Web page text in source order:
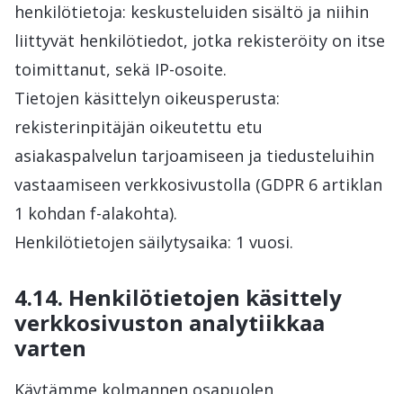
henkilötietoja: keskusteluiden sisältö ja niihin
liittyvät henkilötiedot, jotka rekisteröity on itse
toimittanut, sekä IP-osoite.
Tietojen käsittelyn oikeusperusta:
rekisterinpitäjän oikeutettu etu
asiakaspalvelun tarjoamiseen ja tiedusteluihin
vastaamiseen verkkosivustolla (GDPR 6 artiklan
1 kohdan f-alakohta).
Henkilötietojen säilytysaika: 1 vuosi.
4.14. Henkilötietojen käsittely
verkkosivuston analytiikkaa
varten
Käytämme kolmannen osapuolen